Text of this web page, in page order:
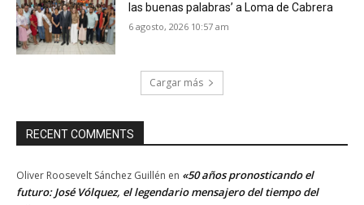
las buenas palabras’ a Loma de Cabrera
6 agosto, 2026 10:57 am
Cargar más
RECENT COMMENTS
Oliver Roosevelt Sánchez Guillén en «50 años pronosticando el
futuro: José Vólquez, el legendario mensajero del tiempo del